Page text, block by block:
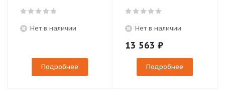
Нет в наличии
Подробнее
Нет в наличии
13 563 ₽
Подробнее